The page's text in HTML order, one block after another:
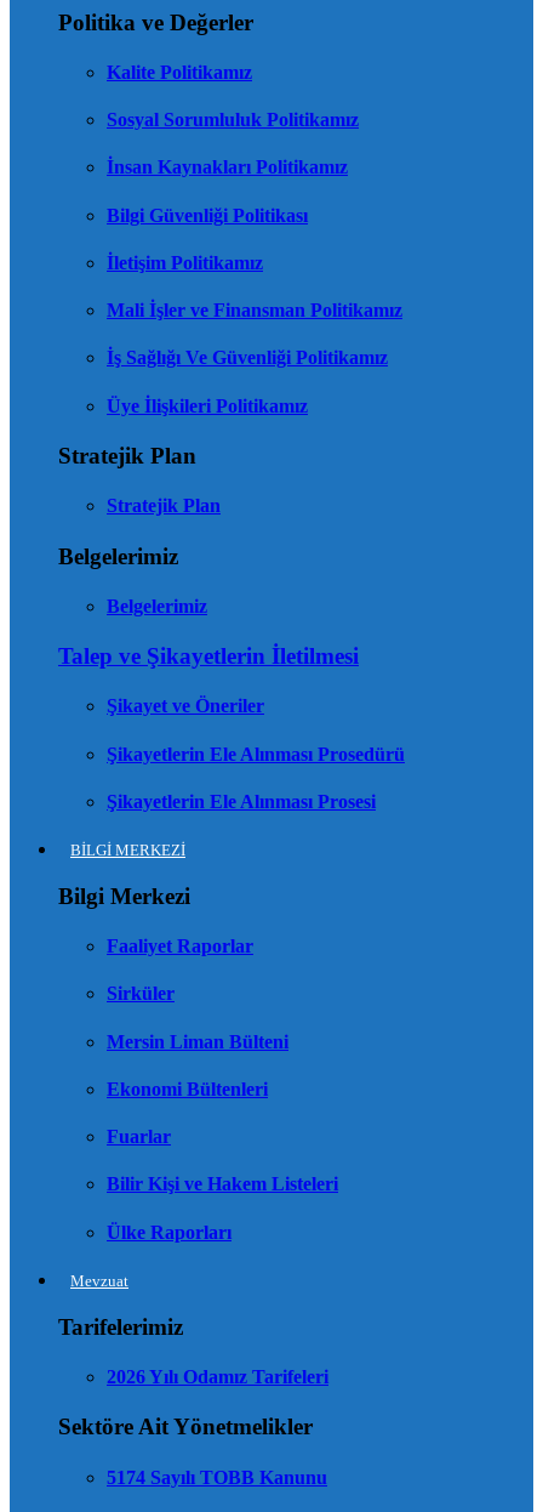
Politika ve Değerler
Kalite Politikamız
Sosyal Sorumluluk Politikamız
İnsan Kaynakları Politikamız
Bilgi Güvenliği Politikası
İletişim Politikamız
Mali İşler ve Finansman Politikamız
İş Sağlığı Ve Güvenliği Politikamız
Üye İlişkileri Politikamız
Stratejik Plan
Stratejik Plan
Belgelerimiz
Belgelerimiz
Talep ve Şikayetlerin İletilmesi
Şikayet ve Öneriler
Şikayetlerin Ele Alınması Prosedürü
Şikayetlerin Ele Alınması Prosesi
BİLGİ MERKEZİ
Bilgi Merkezi
Faaliyet Raporlar
Sirküler
Mersin Liman Bülteni
Ekonomi Bültenleri
Fuarlar
Bilir Kişi ve Hakem Listeleri
Ülke Raporları
Mevzuat
Tarifelerimiz
2026 Yılı Odamız Tarifeleri
Sektöre Ait Yönetmelikler
5174 Sayılı TOBB Kanunu